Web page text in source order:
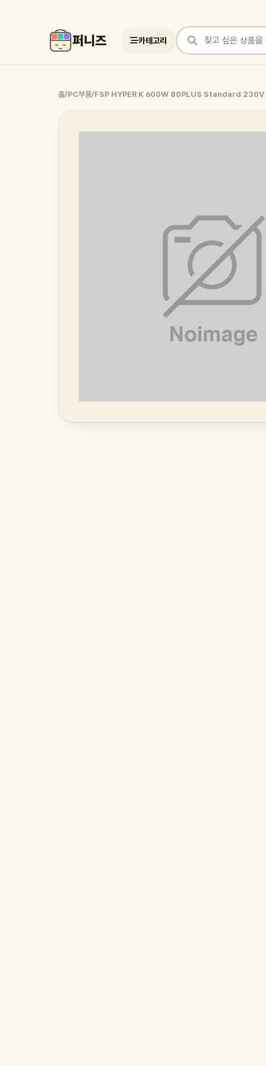
퍼니즈 카테고리
상품 검색
홈/PC부품/FSP HYPER K 600W 80PLUS Standard 230V